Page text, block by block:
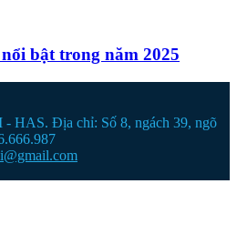
bật trong năm 2025
Địa chỉ: Số 8, ngách 39, ngõ